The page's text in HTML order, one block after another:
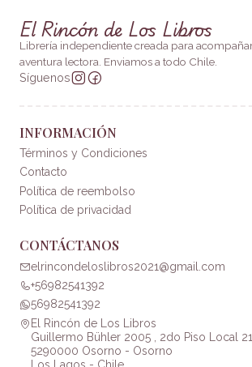
El Rincón de Los Libros
Librería independiente creada para
aventura lectora. Enviamos a todo Chile.
Síguenos
INFORMACIÓN
Términos y Condiciones
Contacto
Política de reembolso
Política de privacidad
CONTÁCTANOS
elrincondeloslibros2021@gmail.com
+56982541392
56982541392
El Rincón de Los Libros
Guillermo Bühler 2005 , 2do Piso Local
5290000 Osorno - Osorno
Los Lagos - Chile